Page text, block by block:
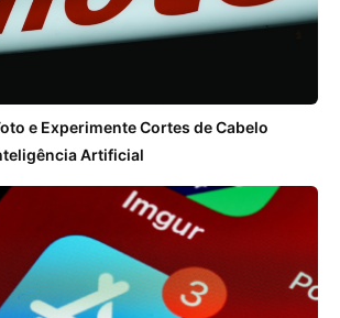
e Experimente Cortes de Cabelo
Artificial